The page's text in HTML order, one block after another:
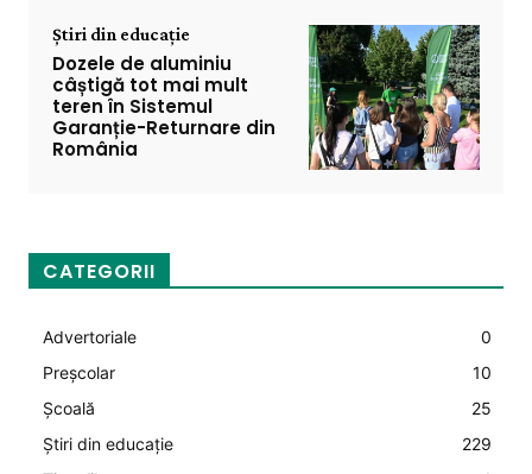
Știri din educație
Dozele de aluminiu
câștigă tot mai mult
teren în Sistemul
Garanție-Returnare din
România
CATEGORII
Advertoriale
0
Preșcolar
10
Şcoală
25
Știri din educație
229